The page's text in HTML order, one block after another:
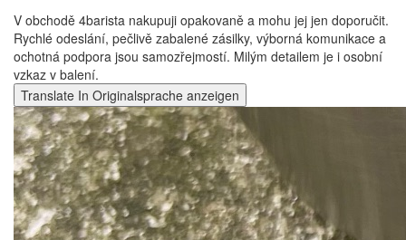
V obchodě 4barista nakupuji opakovaně a mohu jej jen doporučit.
Rychlé odeslání, pečlivě zabalené zásilky, výborná komunikace a
ochotná podpora jsou samozřejmostí. Milým detailem je i osobní
vzkaz v balení.
Translate In Originalsprache anzeigen